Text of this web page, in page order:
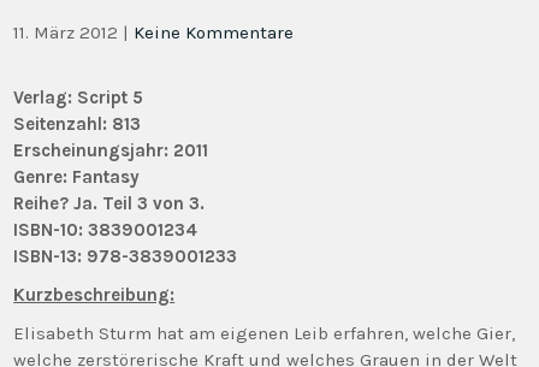
11. März 2012 | Keine Kommentare
Verlag: Script 5
Seitenzahl: 813
Erscheinungsjahr: 2011
Genre: Fantasy
Reihe? Ja. Teil 3 von 3.
ISBN-10: 3839001234
ISBN-13: 978-3839001233
Kurzbeschreibung:
Elisabeth Sturm hat am eigenen Leib erfahren, welche Gier,
welche zerstörerische Kraft und welches Grauen in der Welt